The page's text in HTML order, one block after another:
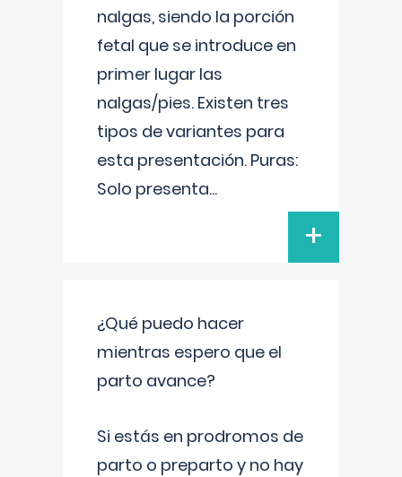
nalgas, siendo la porción
fetal que se introduce en
primer lugar las
nalgas/pies. Existen tres
tipos de variantes para
esta presentación. Puras:
Solo presenta...
+
¿Qué puedo hacer
mientras espero que el
parto avance?
Si estás en prodromos de
parto o preparto y no hay